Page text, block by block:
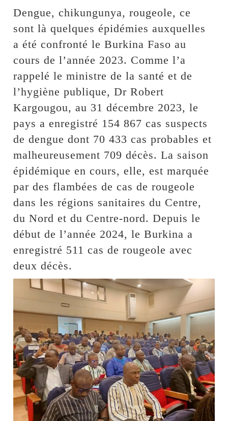
Dengue, chikungunya, rougeole, ce
sont là quelques épidémies auxquelles
a été confronté le Burkina Faso au
cours de l’année 2023. Comme l’a
rappelé le ministre de la santé et de
l’hygiène publique, Dr Robert
Kargougou, au 31 décembre 2023, le
pays a enregistré 154 867 cas suspects
de dengue dont 70 433 cas probables et
malheureusement 709 décès. La saison
épidémique en cours, elle, est marquée
par des flambées de cas de rougeole
dans les régions sanitaires du Centre,
du Nord et du Centre-nord. Depuis le
début de l’année 2024, le Burkina a
enregistré 511 cas de rougeole avec
deux décès.